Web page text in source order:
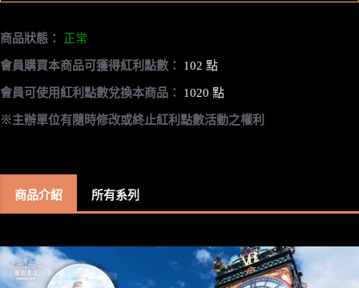
商品狀態： 正常
會員購買本商品可獲得紅利點數： 102 點
會員可使用紅利點數兌換本商品： 1020 點
※主辦單位有隨時修改或終止紅利點數活動之權利
商品介紹 所有系列